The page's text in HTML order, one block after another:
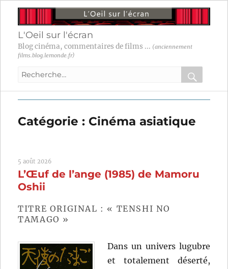
L'Oeil sur l'écran
Blog cinéma, commentaires de films ... (anciennement
films.blog.lemonde.fr)
Recherche
:
OK
Catégorie : Cinéma asiatique
5 août 2026
L’Œuf de l’ange (1985) de Mamoru
Oshii
TITRE ORIGINAL : « TENSHI NO
TAMAGO »
Dans un univers lugubre
et totalement déserté,